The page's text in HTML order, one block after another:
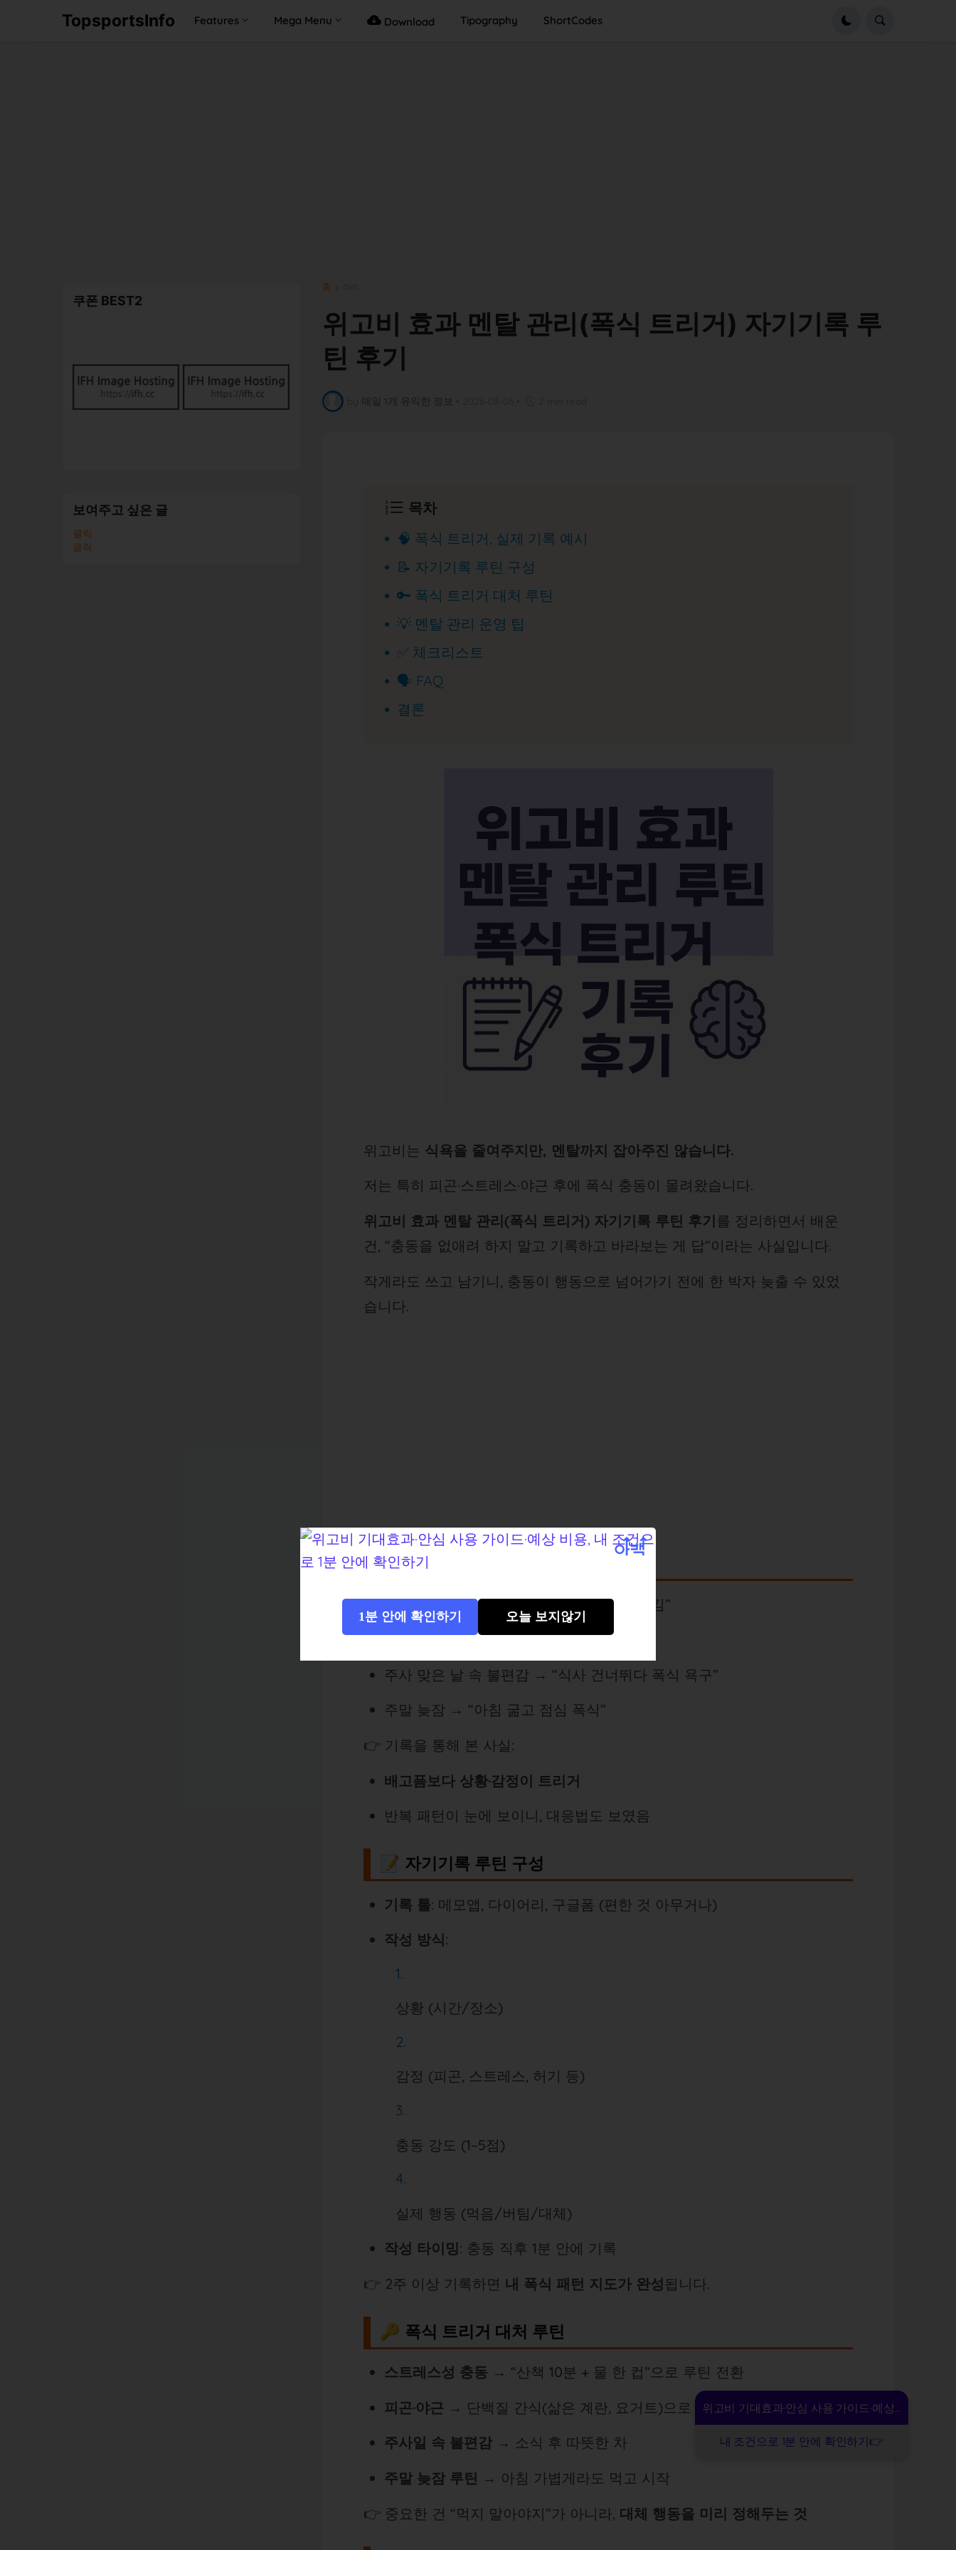
TopsportsInfo Features Mega Menu Download Tipography ShortCodes
홈
위고비 효과 멘탈 관리(폭식 트리거) 자기기록 루
틴 후기
목차
🧠 폭식 트리거, 실제 기록 예시
📝 자기기록 루틴 구성
🔑 폭식 트리거 대처 루틴
💡 멘탈 관리 운영 팁
✅ 체크리스트
🗣 FAQ
결론
위고비는 식욕을 줄여주지만, 멘탈까지 잡아주진 않습니다.
저는 특히 피곤·스트레스·야근 후에 폭식 충동이 몰려왔습니다.
위고비 효과 멘탈 관리(폭식 트리거) 자기기록 루틴 후기를 정리하면서 배운
건, “충동을 없애려 하지 말고 기록하고 바라보는 게 답”이라는 사실입니다.
작게라도 쓰고 남기니, 충동이 행동으로 넘어가기 전에 한 박자 늦출 수 있었
습니다.
🧠 폭식 트리거, 실제 기록 예시
퇴근 후 스트레스 최고조 → “맥주+안주 땡김”
야근 중 허기와 피곤 → “단 음식 찾음”
주사 맞은 날 속 불편감 → “식사 건너뛰다 폭식 욕구”
주말 늦잠 → “아침 굶고 점심 폭식”
👉 기록을 통해 본 사실:
배고픔보다 상황·감정이 트리거
반복 패턴이 눈에 보이니, 대응법도 보였음
📝 자기기록 루틴 구성
기록 툴: 메모앱, 다이어리, 구글폼 (편한 것 아무거나)
작성 방식 :
상황 (시간/장소)
감정 (피곤, 스트레스, 허기 등)
충동 강도 (1~5점)
실제 행동 (먹음/버팀/대체)
작성 타이밍: 충동 직후 1분 안에 기록
👉 2주 이상 기록하면 내 폭식 패턴 지도가 완성됩니다.
🔑 폭식 트리거 대처 루틴
스트레스성 충동 → “산책 10분 + 물 한 컵”으로 루틴 전환
피곤·야근 → 단백질 간식(삶은 계란, 요거트)으로 대체
주사일 속 불편감 → 소식 후 따뜻한 차
주말 늦잠 루틴 → 아침 가볍게라도 먹고 시작
👉 중요한 건 “먹지 말아야지”가 아니라, 대체 행동을 미리 정해두는 것
위고비 기대효과·안심 사용 가이드·예상 비용
내 조건으로 1분 안에 확인하기👉
1분 안에 확인하기 오늘 보지않기
쿠폰 BEST2
보여주고 싶은 글
클릭
클릭